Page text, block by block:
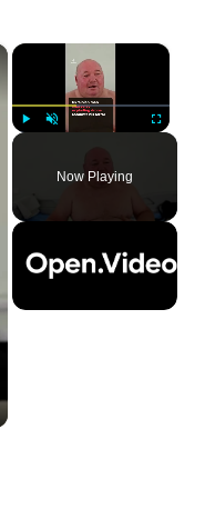
×
Fullscreen
Now Playing